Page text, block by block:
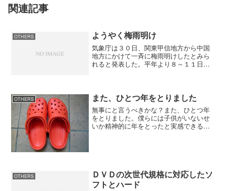
関連記事
OTHERS ようやく梅雨明け
気象庁は３０日、関東甲信地方から中国
地方にかけて一斉に梅雨明けしたとみら
れると発表した。平年より８～１１日遅
クティブ関東地方もよう...
OTHERS また、ひとつ年をとりました
無事にと言うべきかな？また、ひとつ年
をとりました。僕らには子供がいないせ
いか精神的に年をとったと実感できるこ
OTHERS
ＤＶＤの次世代規格に対応したソ
フトとハード